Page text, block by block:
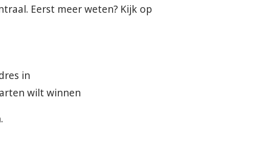
Eerst meer weten? Kijk op
in
wilt winnen